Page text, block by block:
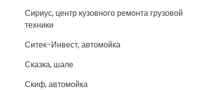
Сириус, центр кузовного ремонта грузовой
техники
Ситек-Инвест, автомойка
Сказка, шале
Скиф, автомойка